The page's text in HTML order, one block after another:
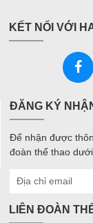
KẾT NỐI VỚI
ĐĂNG KÝ
Để nhận được
đoàn thể thao
LIÊN ĐOÀN